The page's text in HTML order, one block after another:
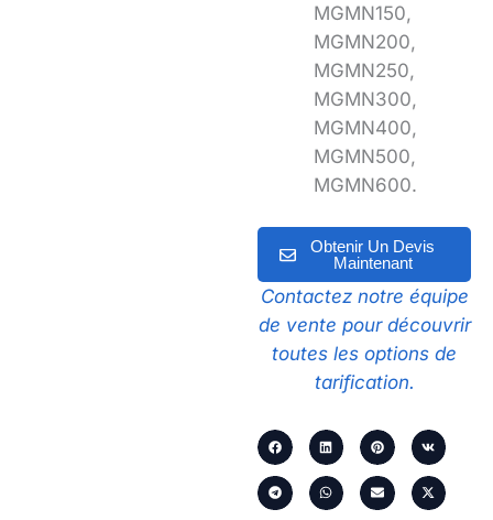
MGMN150,
MGMN200,
MGMN250,
MGMN300,
MGMN400,
MGMN500,
MGMN600.
Obtenir Un Devis
Maintenant
Contactez notre équipe
de vente pour découvrir
toutes les options de
tarification.